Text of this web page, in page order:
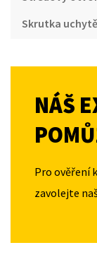
Skrutka
NÁŠ
Pro ověření
zavolejte